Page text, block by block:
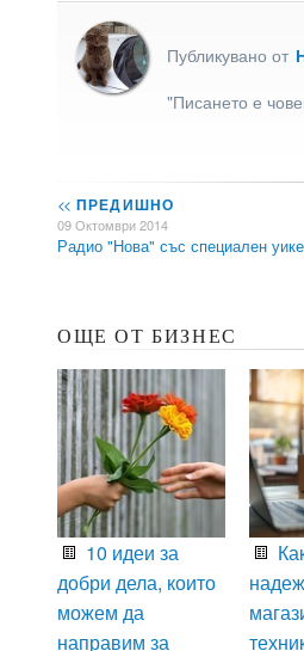
Публикувано от
"Писането е
<< ПРЕДИШНО
09 Октомври 2014
Радио "Нова" със специален
ОЩЕ ОТ БИЗНЕС
10 идеи за
добри дела, които
можем да
направим за